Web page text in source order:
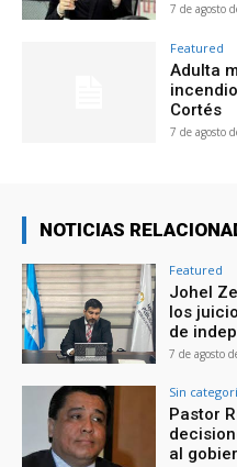
7 de agosto
Featured
Adulta
Cortés
7 de agosto
NOTICIAS
Featured
Johel
los
de
7 de agosto
Sin
Pastor
al